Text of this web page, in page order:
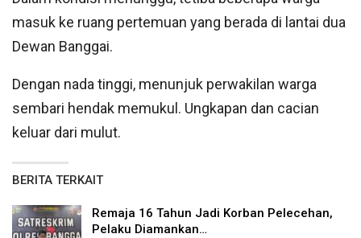
masuk ke ruang pertemuan yang berada di lantai dua
Dewan Banggai.
Dengan nada tinggi, menunjuk perwakilan warga
sembari hendak memukul. Ungkapan dan cacian
keluar dari mulut.
BERITA TERKAIT
Remaja 16 Tahun Jadi Korban Pelecehan,
Pelaku Diamankan…